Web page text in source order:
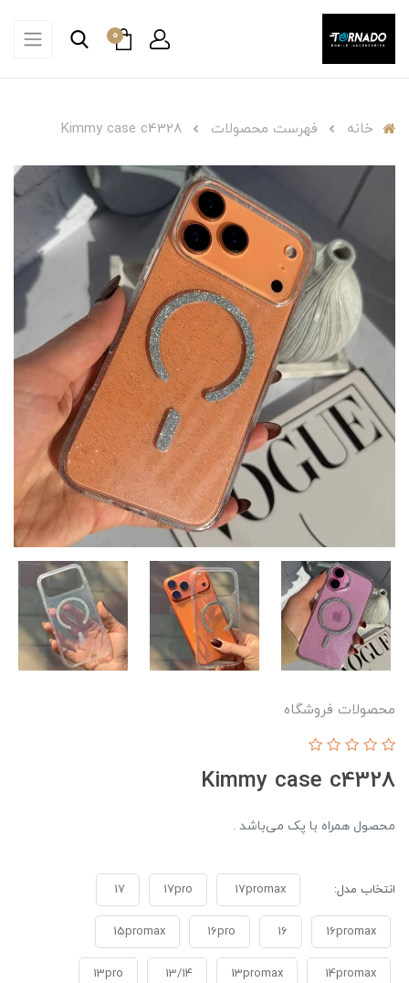
0
خانه فهرست محصولات Kimmy case c4328
محصولات فروشگاه
Kimmy case c4328
محصول همراه با پک می‌باشد .
انتخاب مدل: 17pro
17 ‏
16promax
16 ‏
16pro ‏
15promax ‏
14promax ‏
13promax
13/14 ‏
13pro